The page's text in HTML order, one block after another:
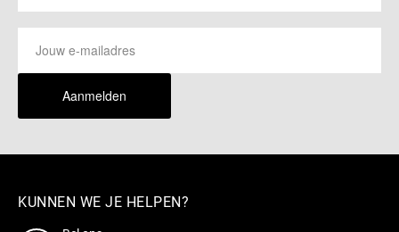
Aanmelden
KUNNEN WE JE HELPEN?